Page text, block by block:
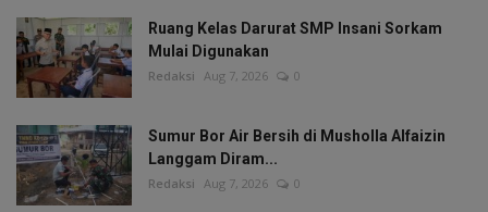
Ruang Kelas Darurat SMP Insani Sorkam
Mulai Digunakan
Redaksi Aug 7, 2026 0
Sumur Bor Air Bersih di Musholla Alfaizin
Langgam Diram...
Redaksi Aug 7, 2026 0